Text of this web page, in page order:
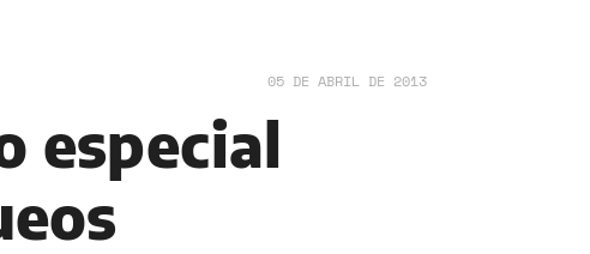
05 DE ABRIL DE 2013
especial